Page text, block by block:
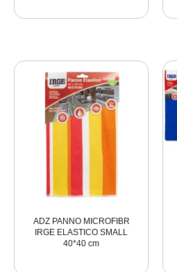
ADZ PANNO MICROFIBR
IRGE ELASTICO SMALL
40*40 cm